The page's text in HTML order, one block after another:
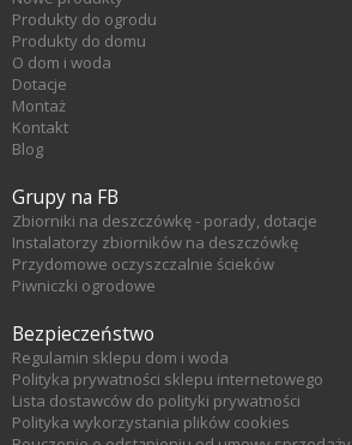
Produkty do ogrodu
Produkty do domu
O dom i woda
Dotacje
Montaż
Kontakt
Blog
Grupy na FB
Zbiorniki na deszczówkę - porady, dotacje
Instalatorzy zbiorników na deszczówkę
Przydomowe oczyszczalnie ścieków
Piwniczki ogrodowe
Bezpieczeństwo
Regulamin sklepu dom i woda
Polityka prywatności sklepu internetowego
Lista dostawców do polityki prywatności
Polityka wykorzystania plików cookies